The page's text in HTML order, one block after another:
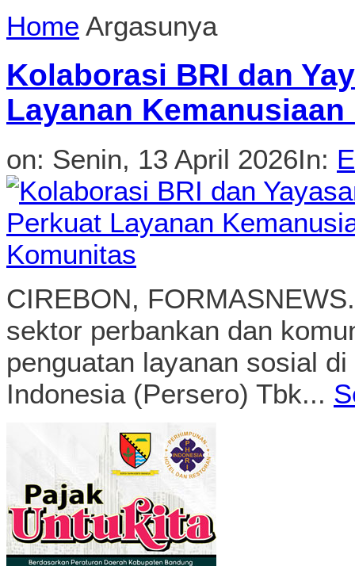
Home Argasunya
Kolaborasi BRI dan
Layanan
on: Senin, 13 April 2026In:
CIREBON,
sektor perbankan dan
penguatan layanan sosial
Indonesia (Persero) Tbk...